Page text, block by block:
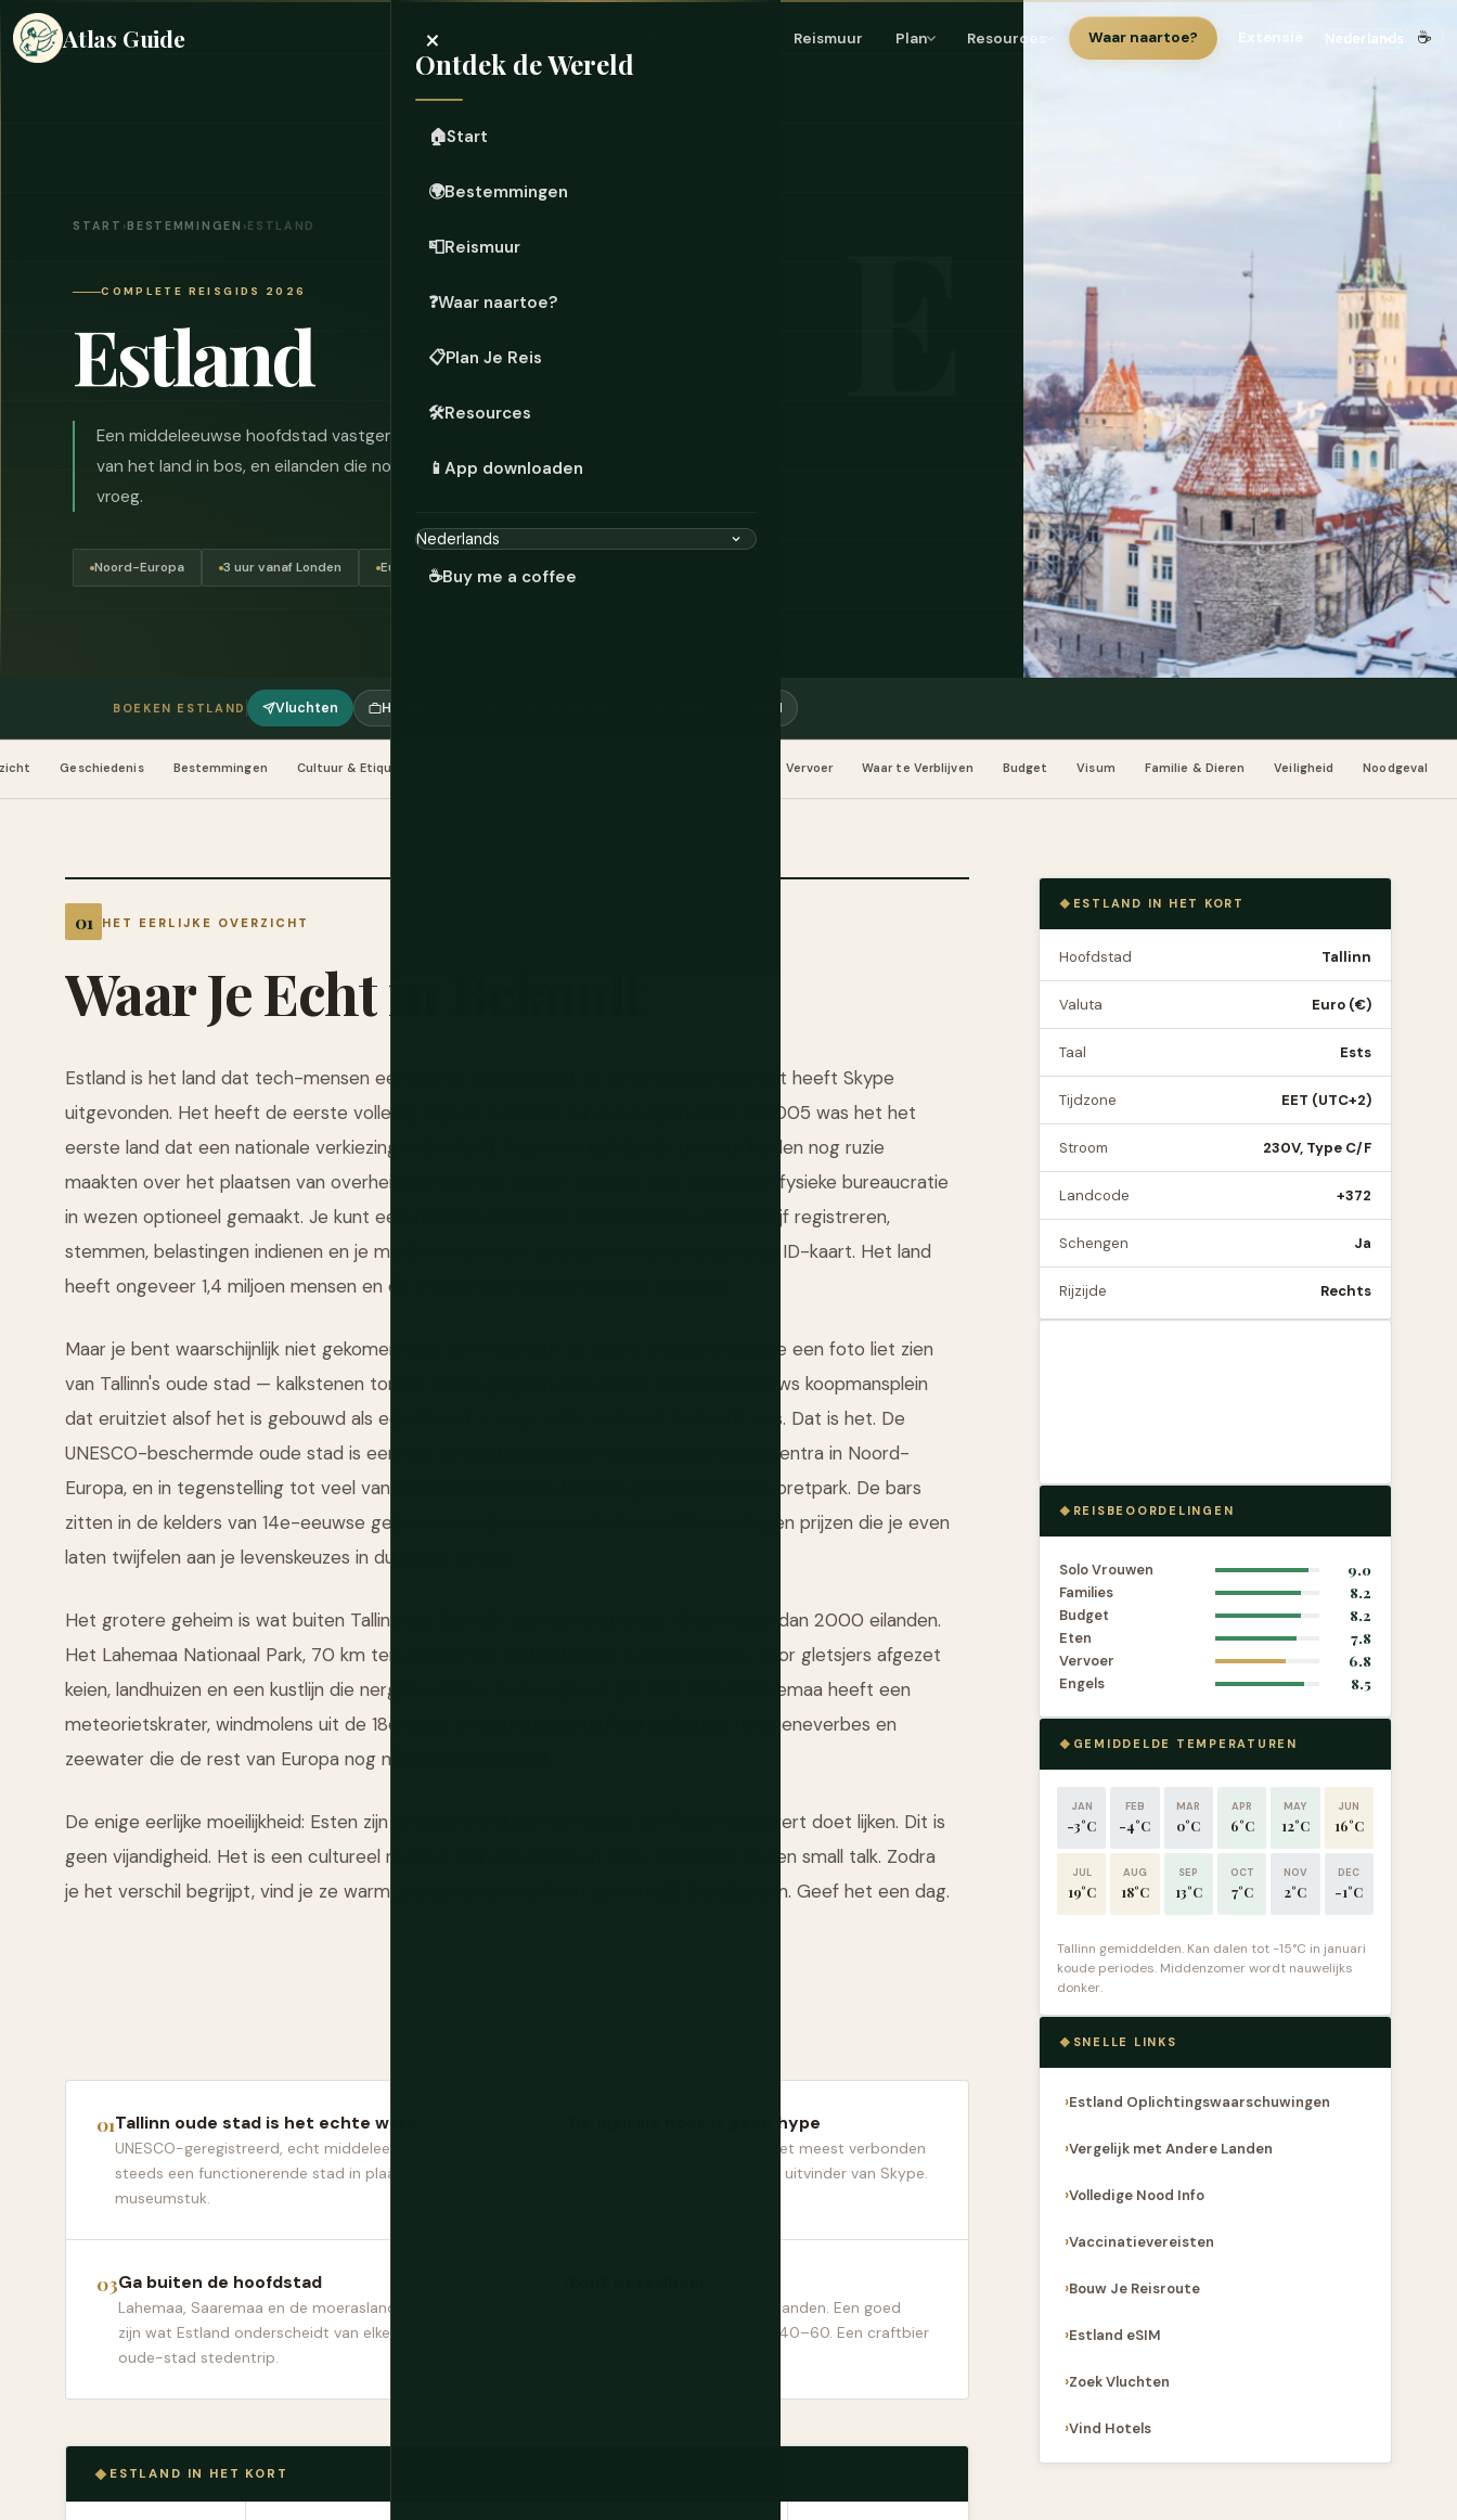
Atlas Guide Reismuur Plan Resources Waar naartoe? Extensie ☕
×
Ontdek de Wereld
🏠Start
🌍Bestemmingen
📮Reismuur
❓Waar naartoe?
📋Plan Je Reis
🛠️Resources
📱 App downloaden
☕Buy me a coffee
START ›BESTEMMINGEN ›ESTLAND
COMPLETE REISGIDS 2026
Estland
Een middeleeuwse hoofdstad vastgemaakt aan een digitale overheid, de helft
van het land in bos, en eilanden die nog bijna niemand heeft ontdekt. Je bent
vroeg.
Noord-Europa 3 uur vanaf Londen Euro (€) 50% bosbedekking
BOEKEN ESTLAND Vluchten Hotels eSIM
Geschiedenis Bestemmingen Cultuur & Etiquette Vervoer Waar te Verblijven Budget Visum Familie & Dieren Veiligheid Noodgeval
HET EERLIJKE OVERZICHT
WaarJeEchtin
Estland is het land dat tech-mensen een beetje glazig maakt als ze het bezoeken. Het heeft Skype
uitgevonden. Het heeft de eerste volledig digitale overheid ter wereld gebouwd. In 2005 was het het
eerste land dat een nationale verkiezing online hield. Tegen de tijd dat de meeste landen nog ruzie
maakten over het plaatsen van overheidsformulieren op een website, had Estland de fysieke bureaucratie
in wezen optioneel gemaakt. Je kunt een juridisch document ondertekenen, een bedrijf registreren,
stemmen, belastingen indienen en je medische dossiers opvragen met één chip op je ID-kaart. Het land
heeft ongeveer 1,4 miljoen mensen en de ambitie van ergens tien keer zo groot.
Maar je bent waarschijnlijk niet gekomen voor de e-bestuur. Je kwam omdat iemand je een foto liet zien
van Tallinn's oude stad — kalkstenen torens, oranje geglazuurde daken, een middeleeuws koopmansplein
dat eruitziet alsof het is gebouwd als een filmset — en je wilde weten of het echt was. Dat is het. De
UNESCO-beschermde oude stad is een van de best bewaarde middeleeuwse stadscentra in Noord-
Europa, en in tegenstelling tot veel van zijn concurrenten is het niet gepolijst tot een pretpark. De bars
zitten in de kelders van 14e-eeuwse gebouwen en ze serveren Estse craftbieren tegen prijzen die je even
laten twijfelen aan je levenskeuzes in duurdere landen.
Het grotere geheim is wat buiten Tallinn ligt. De helft van het land is bos. Er zijn meer dan 2000 eilanden.
Het Lahemaa Nationaal Park, 70 km ten oosten van de hoofdstad, is pijnboombos, door gletsjers afgezet
keien, landhuizen en een kustlijn die nergens anders in de regio op lijkt. Het eiland Saaremaa heeft een
meteorietskrater, windmolens uit de 18e eeuw en een kuuroortcultuur gebouwd rond jeneverbes en
zeewater die de rest van Europa nog niet heeft ingehaald.
De enige eerlijke moeilijkheid: Esten zijn gereserveerd op een manier die Finnen extravert doet lijken. Dit is
geen vijandigheid. Het is een cultureel register dat directheid en stilte waardeert boven small talk. Zodra
je het verschil begrijpt, vind je ze warm, droog humoristisch en opmerkelijk behulpzaam. Geef het een dag.
Tallinn oude stad is het echte werk
UNESCO-geregistreerd, echt middeleeuws, en nog
steeds een functionerende stad in plaats van een
museumstuk.
De digitale hoek is geen hype
Gratis openbaar wifi overal. Het meest verbonden
kleine land ter wereld. Ook de uitvinder van Skype.
Ga buiten de hoofdstad
Lahemaa, Saaremaa en de moeraslandschappen
zijn wat Estland onderscheidt van elke andere
oude-stad stedentrip.
Een van de goedkoopste EU-landen. Een goed
diner met wijn voor twee is €40–60. Een craftbier
ESTLAND IN HET KORT
ESTLAND IN HET KORT
Hoofdstad Tallinn
Valuta Euro (€)
Taal Ests
Tijdzone EET (UTC+2)
Stroom 230V, Type C/F
Landcode +372
Schengen Ja
Rijzijde Rechts
REISBEOORDELINGEN
Solo Vrouwen
9.0
Families
8.2
Budget
8.2
Eten
7.8
Vervoer
6.8
Engels
8.5
GEMIDDELDE TEMPERATUREN
JAN
-3°C
FEB
-4°C
MAR
0°C
APR
6°C
MAY
12°C
JUN
16°C
JUL
19°C
AUG
18°C
SEP
13°C
OCT
7°C
NOV
2°C
DEC
-1°C
Tallinn gemiddelden. Kan dalen tot -15°C in januari
koude periodes. Middenzomer wordt nauwelijks
donker.
SNELLE LINKS
Estland Oplichtingswaarschuwingen
Vergelijk met Andere Landen
Volledige Nood Info
Vaccinatievereisten
Bouw Je Reisroute
Estland eSIM
Zoek Vluchten
Vind Hotels